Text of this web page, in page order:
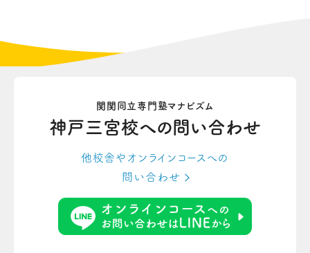
関関同立専門塾マナビズム
神戸三宮校への問い合わせ
他校舎やオンラインコースへの
問い合わせ